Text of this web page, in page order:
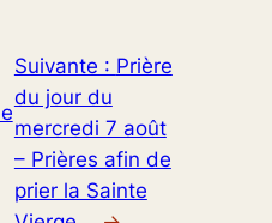
Suivante : Prière
du jour du
mercredi 7 août
– Prières afin de
prier la Sainte